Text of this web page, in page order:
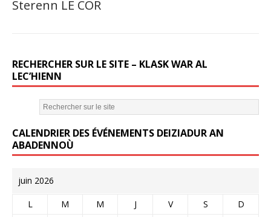
Sterenn LE COR
RECHERCHER SUR LE SITE – KLASK WAR AL
LEC’HIENN
CALENDRIER DES ÉVÉNEMENTS DEIZIADUR AN
ABADENNOÙ
juin 2026
L M M J V S
D